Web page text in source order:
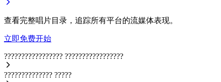
查看完整唱片目录，追踪所有平台的流媒体表现。
立即免费开始
????????????????? ?????????????????
?????????????? ?????